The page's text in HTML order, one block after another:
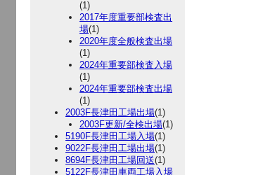
(1)
2017年度重要部検査出
場(1)
2020年度全般検査出場
(1)
2024年重要部検査入場
(1)
2024年重要部検査出場
(1)
2003F長津田工場出場(1)
2003F更新/全検出場(1)
5190F長津田工場入場(1)
9022F長津田工場出場(1)
8694F長津田工場回送(1)
5122F長津田車両工場入場